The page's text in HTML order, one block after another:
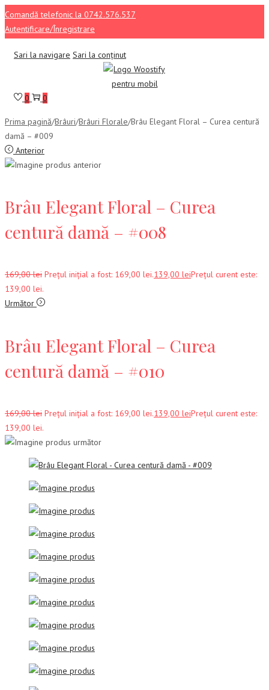
Comandă telefonic la 0742.576.537
Autentificare/Înregistrare
Sari la navigare Sari la conținut
0 0
Prima pagină/Brâuri/Brâuri Florale/Brâu Elegant Floral – Curea centură
damă – #009
Anterior
Brâu Elegant Floral – Curea
centură damă – #008
169,00lei Prețul inițial a fost: 169,00 lei.139,00 leiPrețul curent este:
139,00 lei.
Următor
Brâu Elegant Floral – Curea
centură damă – #010
169,00lei Prețul inițial a fost: 169,00 lei.139,00 leiPrețul curent este:
139,00 lei.